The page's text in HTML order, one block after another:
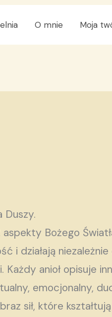
O mnie Moja
Duszy.
aspekty Bożego
i działają
anioł opisuje
emocjonalny,
sił, które